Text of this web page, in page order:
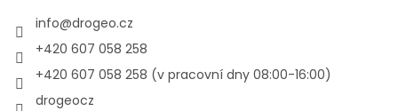
k
info@drogeo.cz
+420 607 058 258
+420 607 058 258 (v pracovní dny 08:00-16:00)
drogeocz